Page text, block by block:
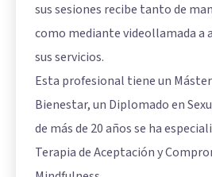
sus sesiones recibe tanto de
como mediante videollamada a
sus servicios.
Esta profesional tiene un
Bienestar, un Diplomado en
de más de 20 años se ha
Terapia de Aceptación y